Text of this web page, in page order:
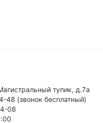
тупик, д.7a
48 (звонок бесплатный)
08